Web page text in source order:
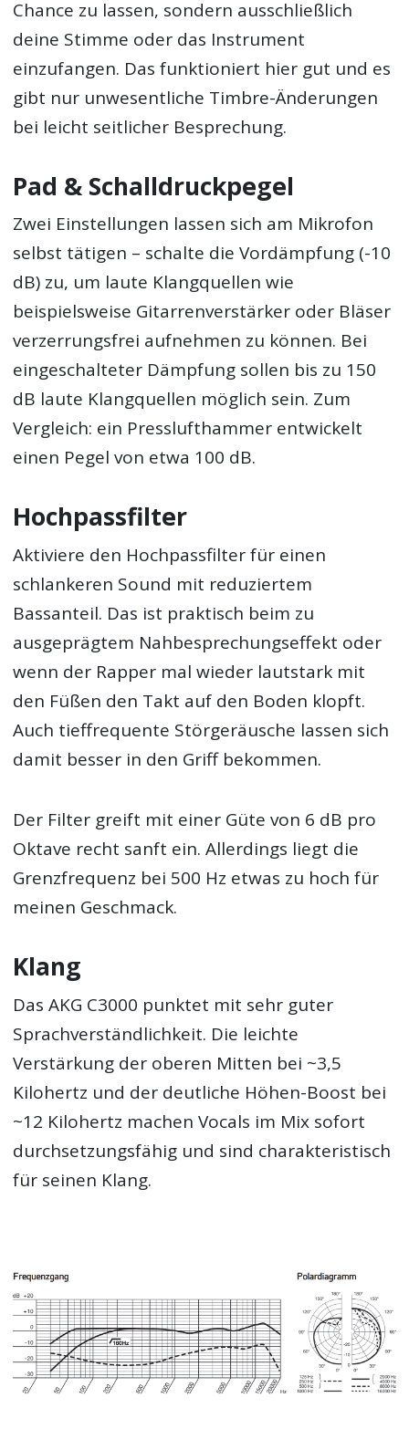
Chance zu lassen, sondern ausschließlich
deine Stimme oder das Instrument
einzufangen. Das funktioniert hier gut und es
gibt nur unwesentliche Timbre-Änderungen
bei leicht seitlicher Besprechung.
Pad & Schalldruckpegel
Zwei Einstellungen lassen sich am Mikrofon
selbst tätigen – schalte die Vordämpfung (-10
dB) zu, um laute Klangquellen wie
beispielsweise Gitarrenverstärker oder Bläser
verzerrungsfrei aufnehmen zu können. Bei
eingeschalteter Dämpfung sollen bis zu 150
dB laute Klangquellen möglich sein. Zum
Vergleich: ein Presslufthammer entwickelt
einen Pegel von etwa 100 dB.
Hochpassfilter
Aktiviere den Hochpassfilter für einen
schlankeren Sound mit reduziertem
Bassanteil. Das ist praktisch beim zu
ausgeprägtem Nahbesprechungseffekt oder
wenn der Rapper mal wieder lautstark mit
den Füßen den Takt auf den Boden klopft.
Auch tieffrequente Störgeräusche lassen sich
damit besser in den Griff bekommen.
Der Filter greift mit einer Güte von 6 dB pro
Oktave recht sanft ein. Allerdings liegt die
Grenzfrequenz bei 500 Hz etwas zu hoch für
meinen Geschmack.
Klang
Das AKG C3000 punktet mit sehr guter
Sprachverständlichkeit. Die leichte
Verstärkung der oberen Mitten bei ~3,5
Kilohertz und der deutliche Höhen-Boost bei
~12 Kilohertz machen Vocals im Mix sofort
durchsetzungsfähig und sind charakteristisch
für seinen Klang.